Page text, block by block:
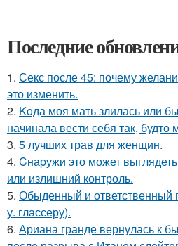
Последние
1. Секс после 45: почему
это изменить.
2. Koда моя мать злилась или
начинала вести себя так, будто
3. 5 лучших трав для женщин.
4. Cнаpужи это может
или излишний контроль.
5. Обыденный и ответственный
у. глассеру).
6. Ариана гранде вернулась к